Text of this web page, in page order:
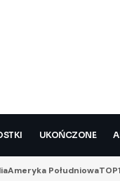
UKOŃCZONE
Ameryka Południowa